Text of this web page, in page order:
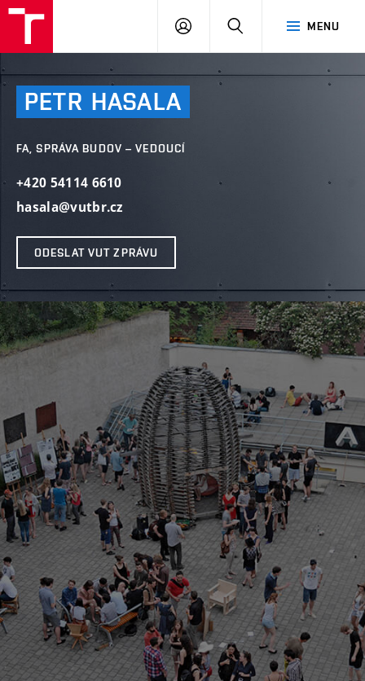
MENU
PŘIHLÁSIT
PETR HASALA
FA, SPRÁVA BUDOV – VEDOUCÍ
+420 54114 6610
hasala@vutbr.cz
ODESLAT VUT ZPRÁVU